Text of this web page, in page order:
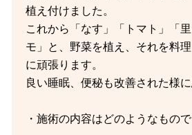
植え付けました。
これから「なす」「トマト」「
モ」と、野菜を植え、それを料
に頑張ります。
良い睡眠、便秘も改善された様に
・施術の内容はどのようなもの